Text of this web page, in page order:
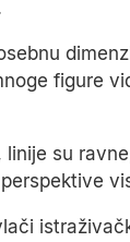
figure
linije su